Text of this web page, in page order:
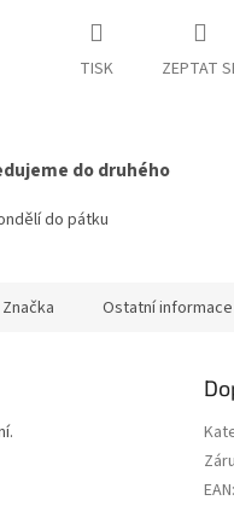
TISK ZEPTAT
do druhého
do pátku
Značka Ostatní informace
EAN: